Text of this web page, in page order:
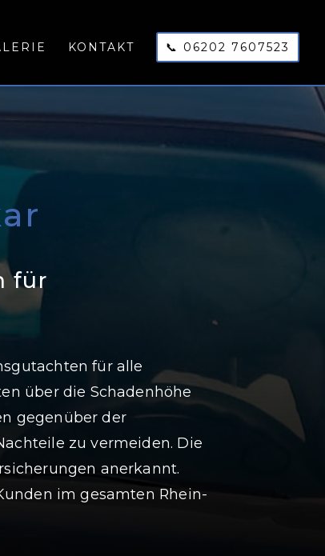
KONTAKT 📞 06202 7607523
für
für alle
über die Schadenhöhe
gegenüber der
zu vermeiden. Die
anerkannt.
im gesamten Rhein-